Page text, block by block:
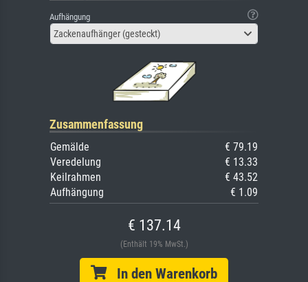
Aufhängung
Zackenaufhänger (gesteckt)
Zusammenfassung
Gemälde
€ 79.19
Veredelung
€ 13.33
Keilrahmen
€ 43.52
Aufhängung
€ 1.09
€ 137.14
(Enthält 19% MwSt.)
In den Warenkorb